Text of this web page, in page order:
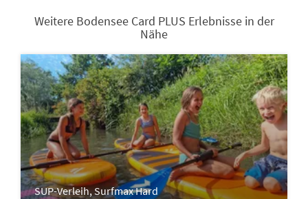
Weitere Bodensee Card PLUS Erlebnisse in der
Nähe
SUP-Verleih, Surfmax Hard